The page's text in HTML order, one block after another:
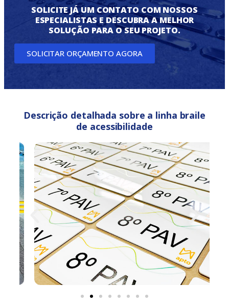
SOLICITE JÁ UM CONTATO COM NOSSOS
ESPECIALISTAS E DESCUBRA A MELHOR
SOLUÇÃO PARA O SEU PROJETO.
SOLICITAR ORÇAMENTO AGORA
Descrição detalhada sobre a linha braile
de acessibilidade